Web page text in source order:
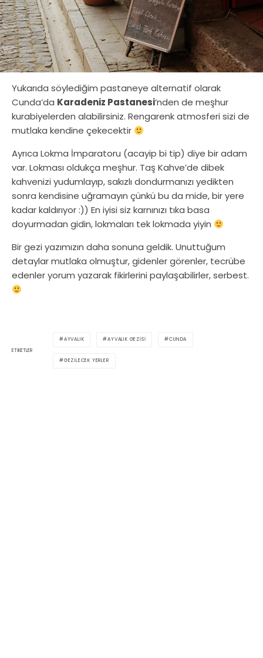
Yukarıda söylediğim pastaneye alternatif olarak
Cunda’da Karadeniz Pastanesi‘nden de meşhur
kurabiyelerden alabilirsiniz. Rengarenk atmosferi sizi de
mutlaka kendine çekecektir
Ayrıca Lokma İmparatoru (acayip bi tip) diye bir adam
var. Lokması oldukça meşhur. Taş Kahve’de dibek
kahvenizi yudumlayıp, sakızlı dondurmanızı yedikten
sonra kendisine uğramayın çünkü bu da mide, bir yere
kadar kaldırıyor :)) En iyisi siz karnınızı tıka basa
doyurmadan gidin, lokmaları tek lokmada yiyin
Bir gezi yazımızın daha sonuna geldik. Unuttuğum
detaylar mutlaka olmuştur, gidenler görenler, tecrübe
edenler yorum yazarak fikirlerini paylaşabilirler, serbest.
ETIKETLER
AYVALIK AYVALIK GEZISI CUNDA
GEZILECEK YERLER